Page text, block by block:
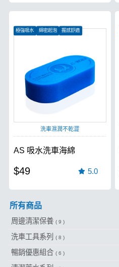
極強吸水 綿密起泡 握感舒適
洗車濕潤不乾澀
AS 吸水洗車海綿
$49 5.0
所有商品
周邊清潔保養 ( 9 )
洗車工具系列 ( 8 )
暢銷優惠組合 ( 6 )